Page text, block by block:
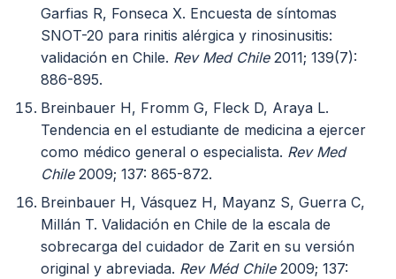
Garfias R, Fonseca X. Encuesta de síntomas
SNOT-20 para rinitis alérgica y rinosinusitis:
validación en Chile. Rev Med Chile2011; 139(7):
886-895.
Breinbauer H, Fromm G, Fleck D, Araya L.
Tendencia en el estudiante de medicina a ejercer
como médico general o especialista. Rev Med
Chile2009; 137: 865-872.
Breinbauer H, Vásquez H, Mayanz S, Guerra C,
Millán T. Validación en Chile de la escala de
sobrecarga del cuidador de Zarit en su versión
original y abreviada. Rev Méd Chile2009; 137: